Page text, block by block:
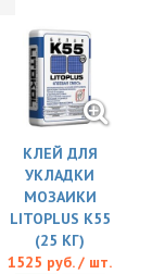
КЛЕЙ ДЛЯ
УКЛАДКИ
МОЗАИКИ
LITOPLUS K55
(25 КГ)
1525 руб. / шт.